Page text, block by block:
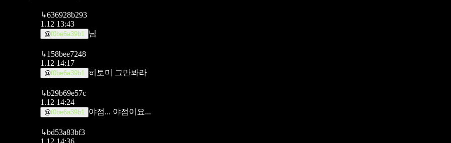
↳636928b293
1.12 13:43
@f0be6a39b1 님
↳158bee7248
1.12 14:17
@f0be6a39b1 히토미 그만봐라
↳b29b69e57c
1.12 14:24
@f0be6a39b1 야점... 야점이요...
↳bd53a83bf3
1.12 14:36